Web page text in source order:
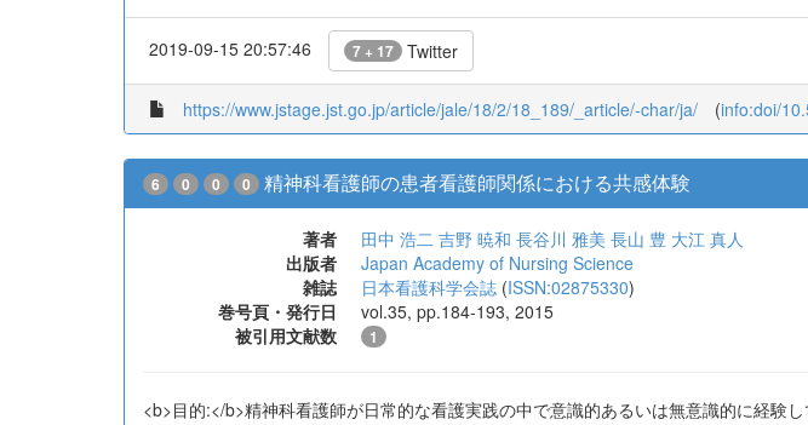
frequency for a long time and the presence or absence of
fruitage.
2019-09-15 20:57:46 7 + 17 Twitter
https://www.jstage.jst.go.jp/article/jale/18/2/18_189/_article/-char/ja/
精神科看護師の患者看護師関係における共感体験
著者 田中 浩二 吉野 暁和 長谷川 雅美
出版者
Japan Academy of Nursing Science
被引用文献数
1